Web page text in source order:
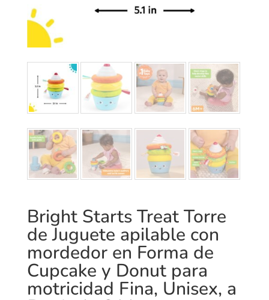
Bright Starts Treat Torre
de Juguete apilable con
mordedor en Forma de
Cupcake y Donut para
motricidad Fina, Unisex, a